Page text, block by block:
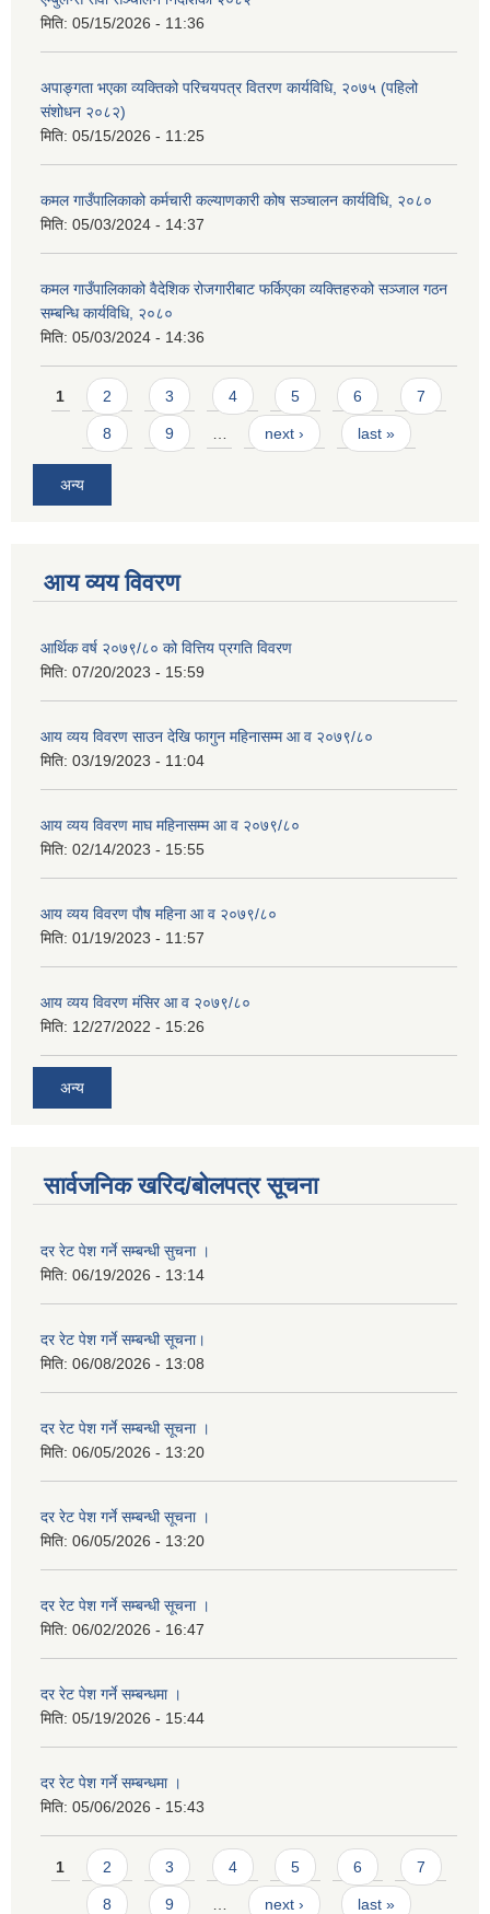
मिति: 05/15/2026 - 11:36
अपाङ्गता भएका व्यक्तिको परिचयपत्र वितरण कार्यविधि, २०७५ (पहिलो
संशोधन २०८२)
मिति: 05/15/2026 - 11:25
कमल गाउँपालिकाको कर्मचारी कल्याणकारी कोष सञ्चालन कार्यविधि, २०८०
मिति: 05/03/2024 - 14:37
कमल गाउँपालिकाको वैदेशिक रोजगारीबाट फर्किएका व्यक्तिहरुको सञ्जाल गठन
सम्बन्धि कार्यविधि, २०८०
मिति: 05/03/2024 - 14:36
Pages
1 2 3 4 5 6 7
8 9 … next › last »
अन्य
आय व्यय विवरण
आर्थिक वर्ष २०७९/८० को वित्तिय प्रगति विवरण
मिति: 07/20/2023 - 15:59
आय व्यय विवरण साउन देखि फागुन महिनासम्म आ व २०७९/८०
मिति: 03/19/2023 - 11:04
आय व्यय विवरण माघ महिनासम्म आ व २०७९/८०
मिति: 02/14/2023 - 15:55
आय व्यय विवरण पौष महिना आ व २०७९/८०
मिति: 01/19/2023 - 11:57
आय व्यय विवरण मंसिर आ व २०७९/८०
मिति: 12/27/2022 - 15:26
अन्य
सार्वजनिक खरिद/बोलपत्र सूचना
दर रेट पेश गर्ने सम्बन्धी सुचना ।
मिति: 06/19/2026 - 13:14
दर रेट पेश गर्ने सम्बन्धी सूचना।
मिति: 06/08/2026 - 13:08
दर रेट पेश गर्ने सम्बन्धी सूचना ।
मिति: 06/05/2026 - 13:20
दर रेट पेश गर्ने सम्बन्धी सूचना ।
मिति: 06/05/2026 - 13:20
दर रेट पेश गर्ने सम्बन्धी सूचना ।
मिति: 06/02/2026 - 16:47
दर रेट पेश गर्ने सम्बन्धमा ।
मिति: 05/19/2026 - 15:44
दर रेट पेश गर्ने सम्बन्धमा ।
मिति: 05/06/2026 - 15:43
Pages
1 2 3 4 5 6 7
8 9 next › last »